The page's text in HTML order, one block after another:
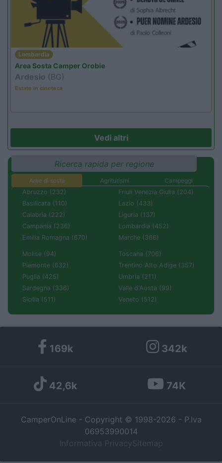
Lombardia
Area Sosta Camper Orobie
Ardesio (BG)
Estate in cineteca
Vedi altri
Ricerca rapida per regione
Aree di sosta Agriturismi
Campeggi
Abruzzo (232)
Basilicata (110)
Calabria (222)
Campania (236)
Emilia Romagna (670)
Friuli Venezia Giulia (204)
Lazio (433)
Liguria (137)
Lombardia (452)
Marche (366)
Molise (94)
Piemonte (632)
Puglia (425)
Sardegna (336)
Sicilia (511)
Toscana (706)
Trentino Alto Adige (357)
Umbria (211)
Valle d'Aosta (99)
Veneto (512)
169k 342k
42,6k 74K
CamperOnLine - Copyright © 1998-2026 - P.Iva
06953990014
Informativa Privacy Sitemap